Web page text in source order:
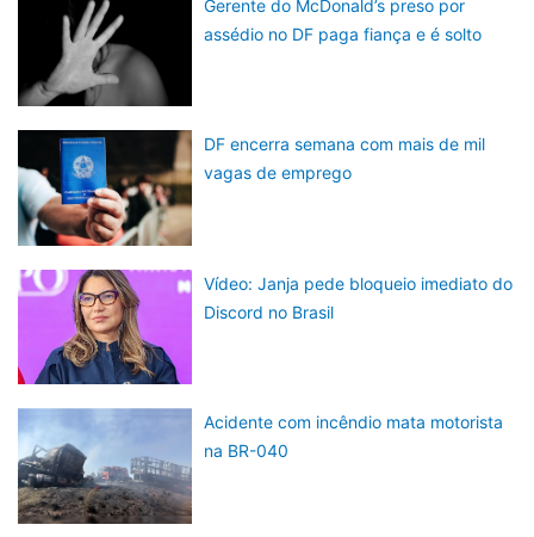
Gerente do McDonald’s preso por
assédio no DF paga fiança e é solto
DF encerra semana com mais de mil
vagas de emprego
Vídeo: Janja pede bloqueio imediato do
Discord no Brasil
Acidente com incêndio mata motorista
na BR-040